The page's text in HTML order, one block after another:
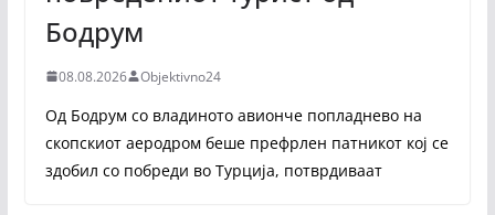
Бодрум
08.08.2026 Objektivno24
Од Бодрум со владиното авионче попладнево на
скопскиот аеродром беше префрлен патникот кој се
здобил со побреди во Турција, потврдиваат